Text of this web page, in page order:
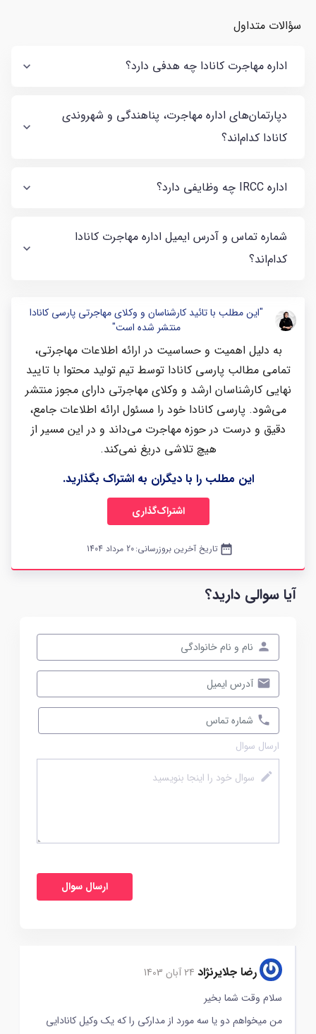
سؤالات متداول
اداره مهاجرت کانادا چه هدفی دارد؟
دپارتمان‌های اداره مهاجرت، پناهندگی و شهروندی
کانادا کدام‌اند؟
اداره IRCC چه وظایفی دارد؟
شماره تماس و آدرس ایمیل اداره مهاجرت کانادا
کدام‌اند؟
"این مطلب با تائید کارشناسان و وکلای مهاجرتی پارسی کانادا
منتشر شده است"
به دلیل اهمیت و حساسیت در ارائه اطلاعات مهاجرتی،
تمامی مطالب پارسی کانادا توسط تیم تولید محتوا با تایید
نهایی کارشناسان ارشد و وکلای مهاجرتی دارای مجوز منتشر
می‌شود. پارسی کانادا خود را مسئول ارائه اطلاعات جامع،
دقیق و درست در حوزه مهاجرت می‌داند و در این مسیر از
هیچ تلاشی دریغ نمی‌کند.
این مطلب را با دیگران به اشتراک بگذارید.
اشتراک‌گذاری
date_range تاریخ آخرین بروزرسانی:20 مرداد 1404
آیا سوالی دارید؟
ارسال سوال
رضا جلایرنژاد 24 آبان 1403
سلام وقت شما بخیر
من میخواهم دو یا سه مورد از مدارکی را که یک وکیل کانادایی